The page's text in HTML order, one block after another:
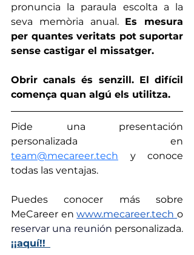
pronuncia la paraula escolta a la
seva memòria anual. Es mesura
per quantes veritats pot suportar
sense castigar el missatger.
Obrir canals és senzill. El difícil
comença quan algú els utilitza.
Pide una presentación
team@mecareer.tech y conoce
todas las ventajas.
Puedes conocer más sobre
MeCareer en www.mecareer.tech o
reservar una reunión
¡¡aquí!!